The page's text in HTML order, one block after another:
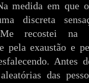
em que o
discreta
Me recostei na
pela exaustão e
Antes
das